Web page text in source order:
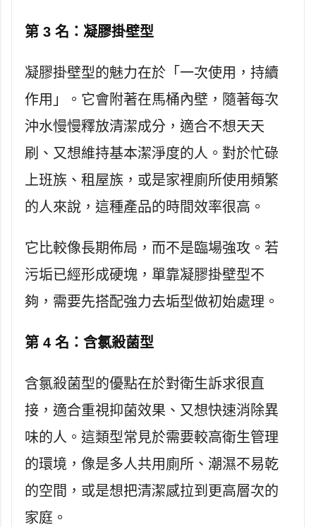
第 3 名：凝膠掛壁型
凝膠掛壁型的魅力在於「一次使用，持續
作用」。它會附著在馬桶內壁，隨著每次
沖水慢慢釋放清潔成分，適合不想天天
刷、又想維持基本潔淨度的人。對於忙碌
上班族、租屋族，或是家裡廁所使用頻繁
的人來說，這種產品的時間效率很高。
它比較像長期佈局，而不是臨場強攻。若
污垢已經形成硬塊，單靠凝膠掛壁型不
夠，需要先搭配強力去垢型做初始處理。
第 4 名：含氯殺菌型
含氯殺菌型的優點在於對衛生訴求很直
接，適合重視抑菌效果、又想快速消除異
味的人。這類型常見於需要較高衛生管理
的環境，像是多人共用廁所、潮濕不易乾
的空間，或是想把清潔感拉到更高層次的
家庭。